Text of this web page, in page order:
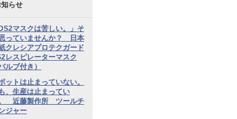
知らせ
DS2マスクは苦しい。」そ
っていませんか？ 日本
クレシアプロテクガード
レスピレーターマスク
ルブ付き）
ットは止まっていない。
、生産は止まってい
近藤製作所 ツールチ
ジャー